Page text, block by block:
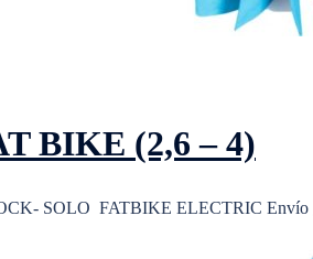
BIKE (2,6 – 4)
SOLO FATBIKE ELECTRIC